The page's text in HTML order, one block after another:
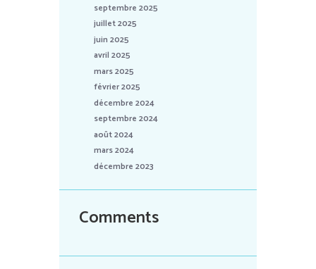
septembre 2025
juillet 2025
juin 2025
avril 2025
mars 2025
février 2025
décembre 2024
septembre 2024
août 2024
mars 2024
décembre 2023
Comments